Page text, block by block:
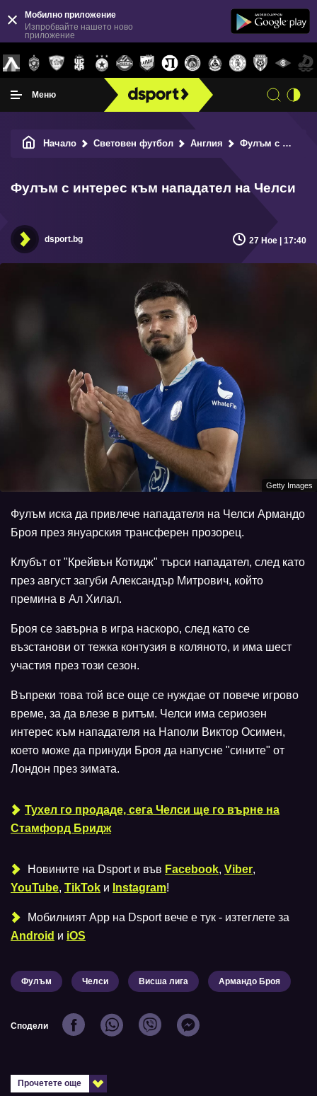
Мобилно приложение
Изпробвайте нашето ново
приложение
Меню
Начало Световен футбол Англия Фулъм с интерес към нападател на Челси
Фулъм с интерес към нападател на Челси
dsport.bg 27 Ное | 17:40
Getty Images
Фулъм иска да привлече нападателя на Челси Армандо
Броя през януарския трансферен прозорец.
Клубът от "Крейвън Котидж" търси нападател, след като
през август загуби Александър Митрович, който
премина в Ал Хилал.
Броя се завърна в игра наскоро, след като се
възстанови от тежка контузия в коляното, и има шест
участия през този сезон.
Въпреки това той все още се нуждае от повече игрово
време, за да влезе в ритъм. Челси има сериозен
интерес към нападателя на Наполи Виктор Осимен,
което може да принуди Броя да напусне "сините" от
Лондон през зимата.
Тухел го продаде, сега Челси ще го върне на
Стамфорд Бридж
Новините на Dsport и във Facebook, Viber,
YouTube, TikTok и Instagram!
Мобилният Аpp на Dsport вече е тук - изтеглете за
Android и iOS
Фулъм Челси Висша лига Армандо Броя
Сподели
Прочетете още